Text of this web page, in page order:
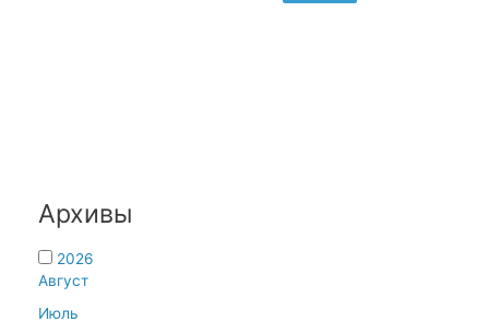
Архивы
2026
Август
Июль